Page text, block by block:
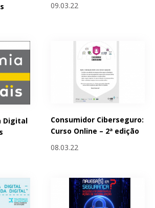
09.03.22
Digital
Consumidor Ciberseguro:
Curso Online – 2ª edição
08.03.22